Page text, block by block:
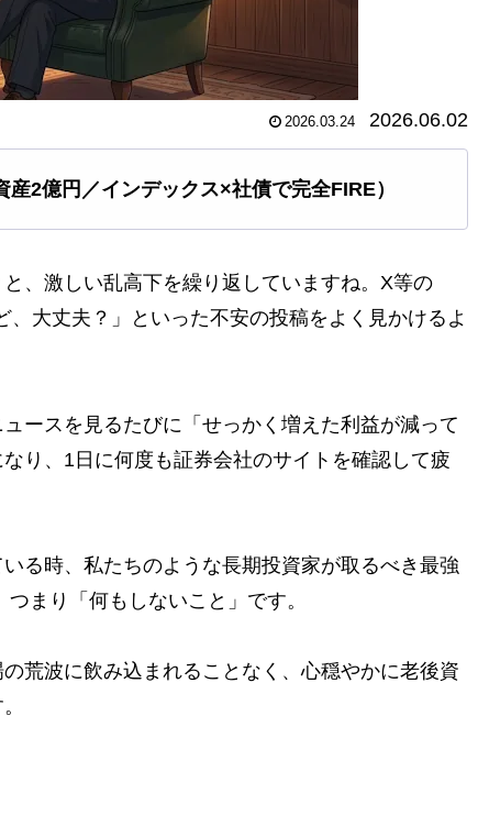
2026.03.24 2026.06.02
産2億円／インデックス×社債で完全FIRE）
、激しい乱高下を繰り返していますね。X等の
大丈夫？」といった不安の投稿をよく見かけるよ
ースを見るたびに「せっかく増えた利益が減って
り、1日に何度も証券会社のサイトを確認して疲
る時、私たちのような長期投資家が取るべき最強
つまり「何もしないこと」です。
荒波に飲み込まれることなく、心穏やかに老後資